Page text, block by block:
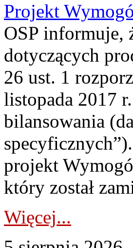
Projekt
OSP informuje,
dotyczących
26 ust. 1
listopada 2017
bilansowania
projekt
który został
Więcej...